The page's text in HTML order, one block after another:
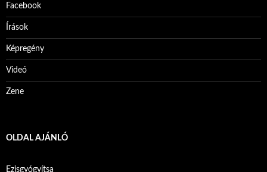
Facebook
Írások
Képregény
Videó
Zene
OLDAL AJÁNLÓ
Ezisgyógyítsa